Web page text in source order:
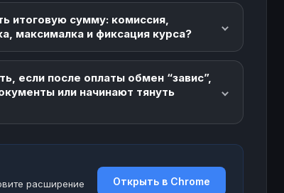
итоговую сумму: комиссия,
максималка и фиксация курса?
если после оплаты обмен “завис”,
или начинают тянуть
расширение
Открыть в Chrome